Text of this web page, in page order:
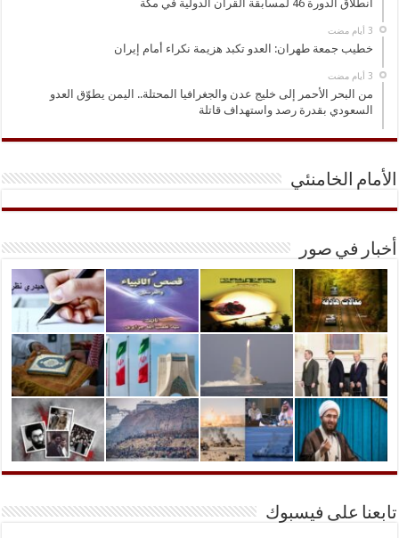
انطلاق الدورة 46 لمسابقة القرآن الدولية في مكة
خطيب جمعة طهران: العدو تكبد هزيمة نكراء أمام إيران
من البحر الأحمر إلى خليج عدن والجغرافيا المحتلة.. اليمن يطوّق العدو
السعودي بقدرة رصد واستهداف قاتلة
الأمام الخامنئي
أخبار في صور
تابعنا على فيسبوك